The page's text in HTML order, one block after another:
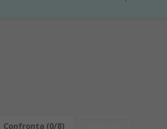
Confronta (0/8)